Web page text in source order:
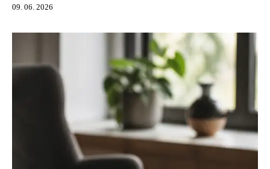
09. 06. 2026